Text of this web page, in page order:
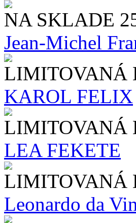
NA SKLADE
Jean-Michel
LIMITOVANÁ
KAROL FELIX
LIMITOVANÁ
LEA FEKETE
LIMITOVANÁ
Leonardo da